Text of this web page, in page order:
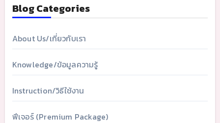
Blog Categories
About Us/เกี่ยวกับเรา
Knowledge/ข้อมูลความรู้
Instruction/วิธีใช้งาน
ฟีเจอร์ (Premium Package)